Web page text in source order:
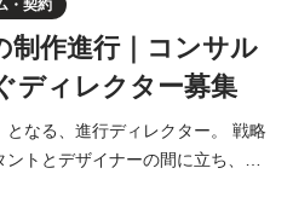
・契約
制作進行｜コンサル
ディレクター募集
る、進行ディレクター。 戦略
トとデザイナーの間に立ち、プ